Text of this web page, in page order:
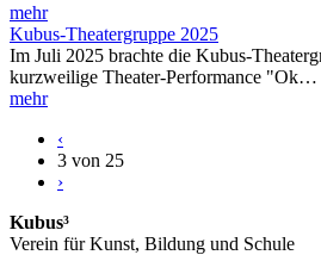
mehr
Kubus-Theatergruppe 2025
Im Juli 2025 brachte die Kubus-
kurzweilige Theater-Performance "Ok…
mehr
‹
3 von 25
›
Kubus³
Verein für Kunst, Bildung und Schule